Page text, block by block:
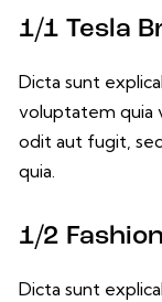
1/1 Tesla
Dicta sunt
voluptatem quia
odit aut fugit,
quia.
1/2
Dicta sunt